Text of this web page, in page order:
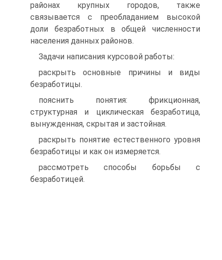
районах крупных городов, также
связывается с преобладанием высокой
доли безработных в общей численности
населения данных районов.
Задачи написания курсовой работы:
раскрыть основные причины и виды
безработицы.
пояснить понятия: фрикционная,
структурная и циклическая безработица,
вынужденная, скрытая и застойная.
раскрыть понятие естественного уровня
безработицы и как он измеряется.
рассмотреть способы борьбы с
безработицей.